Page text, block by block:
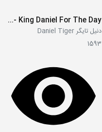
S03E16 - King Daniel For The Day
دنیل تایگر Daniel Tiger
1593